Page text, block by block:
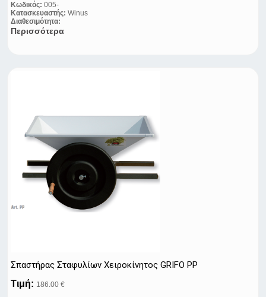
Κωδικός: 005-
Κατασκευαστής: Winus
Διαθεσιμότητα:
Περισσότερα
Σπαστήρας Σταφυλίων Χειροκίνητος GRIFO PP
Τιμή: 186.00 €